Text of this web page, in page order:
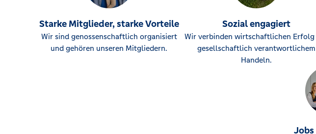
Starke Mitglieder, starke Vorteile
Wir sind genossenschaftlich organisiert
und gehören unseren Mitgliedern.
Sozial engagiert
Wir verbinden wirtschaftlichen
gesellschaftlich verantwortlichem
Handeln.